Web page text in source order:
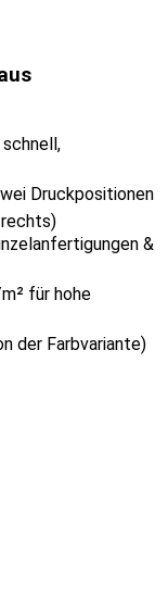
Druckpositionen
&
für hohe
der Farbvariante)